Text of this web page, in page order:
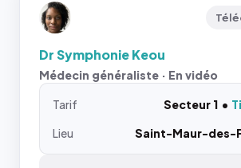
Dr Symphonie Keou
Médecin généraliste · En vidéo
Tarif Secteur 1
Lieu
Saint-Maur-des-